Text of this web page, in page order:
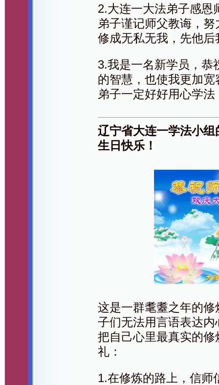
2.大连一大法弟子感恩
弟子谨记师父教诲，
修成无私无我，先他
3.我是一名新学员，恭
的智慧，也使我更加
弟子一定好好用心学
辽宁省大连一学法小
生日快乐！
这是一群耄耋之年的
子们无法用言语表达
把自己心里最真实的
礼：
1.在修炼的路上，信师